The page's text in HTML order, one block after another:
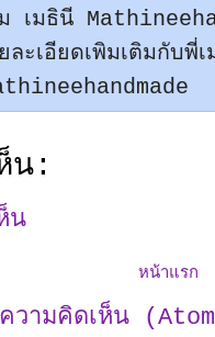
เมธินี
ละเอียดเพิมเติมกับ
น:
น
หน้าแรก
วามคิดเห็น